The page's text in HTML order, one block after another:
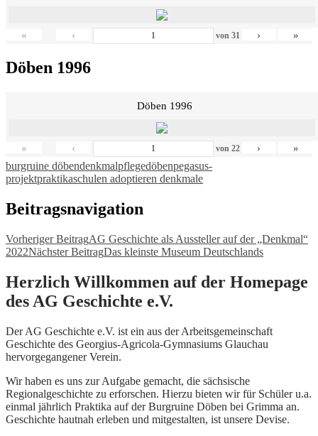
« ‹ von 31 › »
Döben 1996
Döben 1996
« ‹ von 22 › »
burgruine döbendenkmalpflegedöbenpegasus-
projektpraktikaschulen adoptieren denkmale
Beitragsnavigation
Vorheriger BeitragAG Geschichte als Aussteller auf der „Denkmal“
2022Nächster BeitragDas kleinste Museum Deutschlands
Herzlich Willkommen auf der Homepage
des AG Geschichte e.V.
Der AG Geschichte e.V. ist ein aus der Arbeitsgemeinschaft
Geschichte des Georgius-Agricola-Gymnasiums Glauchau
hervorgegangener Verein.
Wir haben es uns zur Aufgabe gemacht, die sächsische
Regionalgeschichte zu erforschen. Hierzu bieten wir für Schüler u.a.
einmal jährlich Praktika auf der Burgruine Döben bei Grimma an.
Geschichte hautnah erleben und mitgestalten, ist unsere Devise.